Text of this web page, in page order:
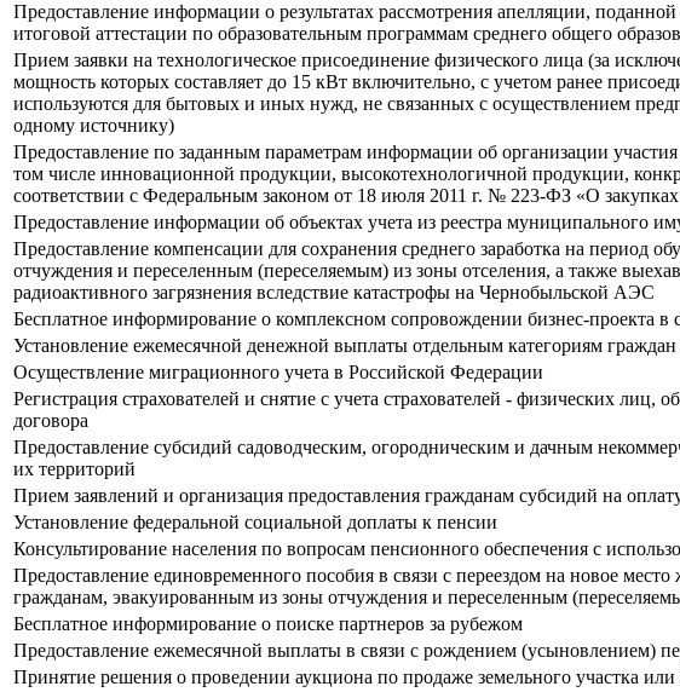
Предоставление информации о результатах рассмотрения апелляции,
итоговой аттестации по образовательным программам среднего общего
Прием заявки на технологическое присоединение физического лица (за
мощность которых составляет до 15 кВт включительно, с учетом ранее
используются для бытовых и иных нужд, не связанных с осуществлением
одному источнику)
Предоставление по заданным параметрам информации об организации
том числе инновационной продукции, высокотехнологичной продукции,
соответствии с Федеральным законом от 18 июля 2011 г. № 223-ФЗ «О
Предоставление информации об объектах учета из реестра муниципального
Предоставление компенсации для сохранения среднего заработка на период
отчуждения и переселенным (переселяемым) из зоны отселения, а также
радиоактивного загрязнения вследствие катастрофы на Чернобыльской АЭС
Бесплатное информирование о комплексном сопровождении бизнес-
Установление ежемесячной денежной выплаты отдельным категориям
Осуществление миграционного учета в Российской Федерации
Регистрация страхователей и снятие с учета страхователей - физических
договора
Предоставление субсидий садоводческим, огородническим и дачным
их территорий
Прием заявлений и организация предоставления гражданам субсидий на
Установление федеральной социальной доплаты к пенсии
Консультирование населения по вопросам пенсионного обеспечения с
Предоставление единовременного пособия в связи с переездом на новое
гражданам, эвакуированным из зоны отчуждения и переселенным
Бесплатное информирование о поиске партнеров за рубежом
Предоставление ежемесячной выплаты в связи с рождением (усыновлением)
Принятие решения о проведении аукциона по продаже земельного участка